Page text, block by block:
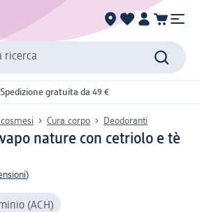
ricerca
Spedizione gratuita da 49 €
Cura corpo Deodoranti
nature con cetriolo e tè
)
(ACH)